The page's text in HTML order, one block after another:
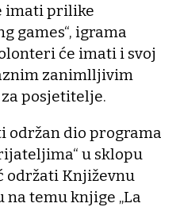
imati prilike
games“, igrama
će imati i svoj
zanimlljivim
posjetitelje.
održan dio programa
u sklopu
održati Književnu
temu knjige „La